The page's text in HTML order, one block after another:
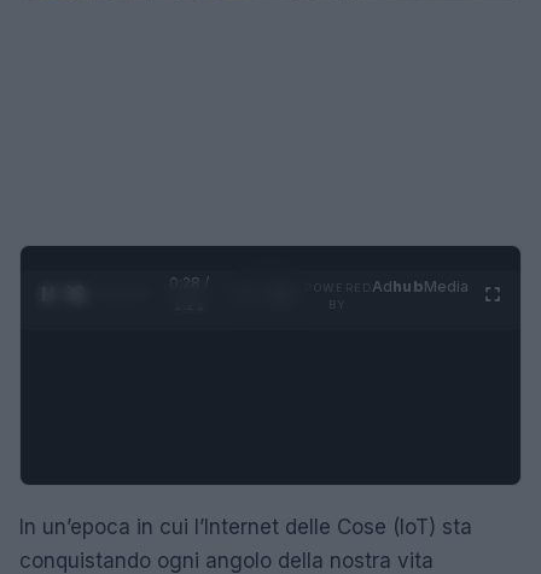
0:29 /
AdhubMedia
In un’epoca in cui l’Internet delle Cose (IoT) sta
conquistando ogni angolo della nostra vita